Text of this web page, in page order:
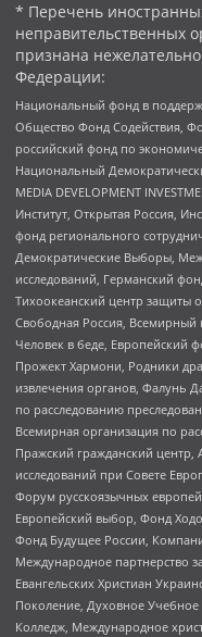
* Перечень
неправительственных
признана
Федерации:
Национальный фонд в
Общество Фонд Содействия,
российский фонд по
Национальный
MEDIA DEVELOPMENT
Институт, Открытая Россия,
фонд регионального
Демократические Выборы,
исследований, Германский
Тихоокеанский центр защиты
Свободная Россия, Всемирный
Человек в беде, Европейский
Прожект Хармони, Родники
извлечения органов, Фалунь
по расследованию
Всемирная организация по
Пражский гражданский центр,
исследований при Совете
Форум русскоязычных
Европейский выбор, Фонд
Фонд Будущее России,
Международное партнерство
Евангельских Христиан
Поколение, Духовное
Колледж, Международное